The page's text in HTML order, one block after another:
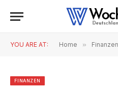
YOU ARE AT: Home » Finanzen
FINANZEN